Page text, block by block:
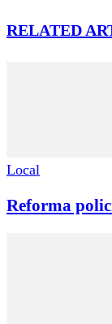
RELATED
Local
Reforma